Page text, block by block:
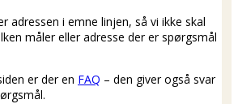
adressen i emne linjen, så vi ikke skal
måler eller adresse der er spørgsmål
er der en FAQ – den giver også svar